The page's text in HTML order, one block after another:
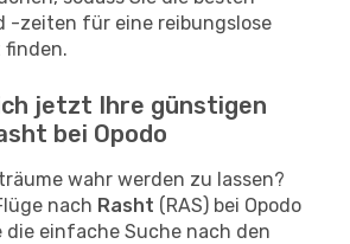
-zeiten für eine reibungslose
finden.
jetzt Ihre günstigen
bei Opodo
wahr werden zu lassen?
nach Rasht (RAS) bei Opodo
die einfache Suche nach den